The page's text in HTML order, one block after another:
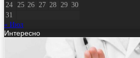
24
25 26 27 28 29 30
31
« Июл
Интересно